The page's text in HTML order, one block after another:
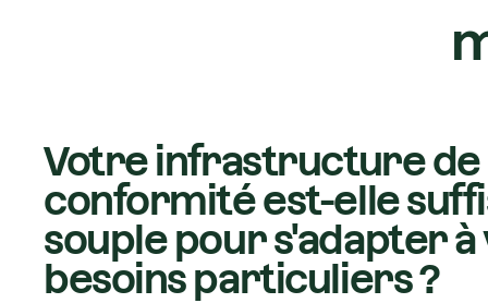
Votre infrastructure de
conformité est-elle
souple pour s'adapter à
besoins particuliers ?